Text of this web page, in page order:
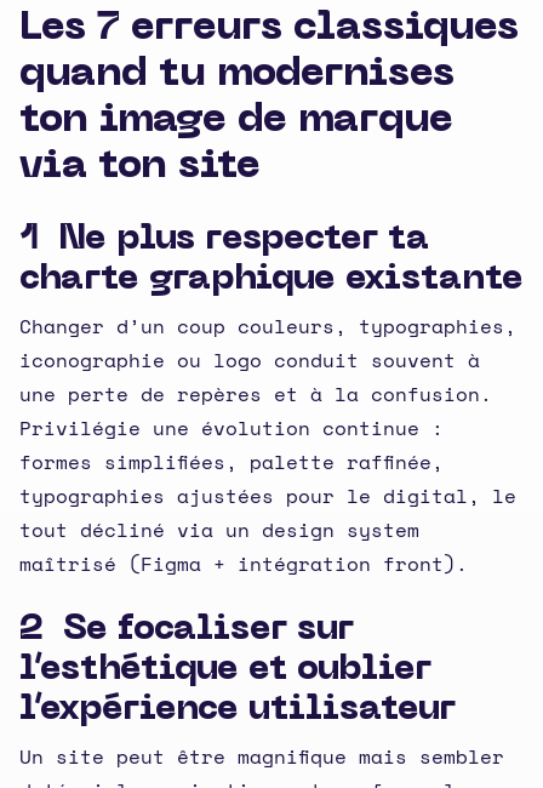
Les 7 erreurs classiques
quand tu modernises
ton image de marque
via ton site
1 Ne plus respecter ta
charte graphique existante
Changer d’un coup couleurs, typographies,
iconographie ou logo conduit souvent à
une perte de repères et à la confusion.
Privilégie une évolution continue :
formes simplifiées, palette raffinée,
typographies ajustées pour le digital, le
tout décliné via un design system
maîtrisé (Figma + intégration front).
2 Se focaliser sur
l’esthétique et oublier
l’expérience utilisateur
Un site peut être magnifique mais sembler